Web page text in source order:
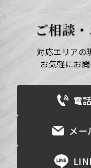
ご相談
対応エリアの
お気軽にお
電
メ